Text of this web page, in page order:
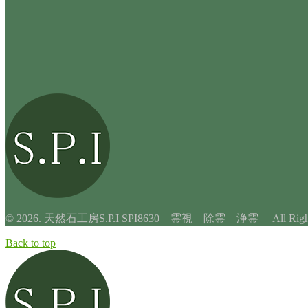
© 2026. 天然石工房S.P.I SPI8630 霊視 除霊 浄霊 All
Back to top